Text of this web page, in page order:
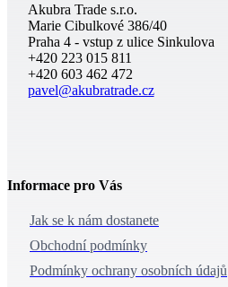
Akubra Trade s.r.o.
Marie Cibulkové 386/40
Praha 4 - vstup z ulice Sinkulova
+420 223 015 811
+420 603 462 472
pavel@akubratrade.cz
Informace pro Vás
Jak se k nám dostanete
Obchodní podmínky
Podmínky ochrany osobních údajů